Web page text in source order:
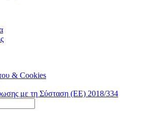
& Cookies
με τη Σύσταση (ΕΕ) 2018/334